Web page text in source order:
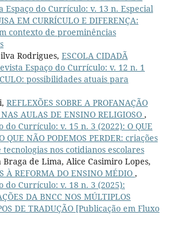
Espaço do Currículo: v. 13 n. Especial
EM CURRÍCULO E DIFERENÇA:
contexto de proeminências
Rodrigues, ESCOLA CIDADÃ
Espaço do Currículo: v. 12 n. 1
possibilidades atuais para
REFLEXÕES SOBRE A PROFANAÇÃO
AULAS DE ENSINO RELIGIOSO ,
do Currículo: v. 15 n. 3 (2022): O QUE
QUE NÃO PODEMOS PERDER: criações
nos cotidianos escolares
Braga de Lima, Alice Casimiro Lopes,
À REFORMA DO ENSINO MÉDIO ,
do Currículo: v. 18 n. 3 (2025):
DA BNCC NOS MÚLTIPLOS
DE TRADUÇÃO [Publicação em Fluxo